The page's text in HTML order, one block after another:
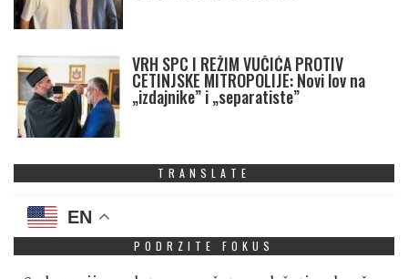
VRH SPC I REŽIM VUČIĆA PROTIV
CETINJSKE MITROPOLIJE: Novi lov na
„izdajnike” i „separatiste”
TRANSLATE
EN
PODRZITE FOKUS